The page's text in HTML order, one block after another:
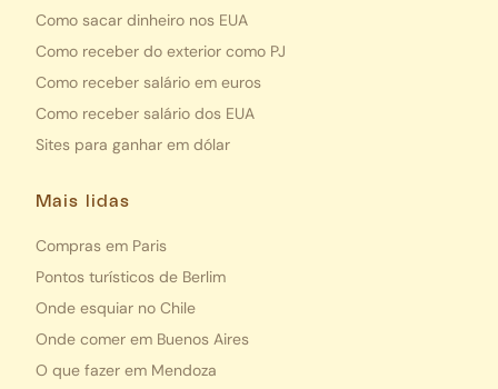
Como sacar dinheiro nos EUA
Como receber do exterior como PJ
Como receber salário em euros
Como receber salário dos EUA
Sites para ganhar em dólar
Mais lidas
Compras em Paris
Pontos turísticos de Berlim
Onde esquiar no Chile
Onde comer em Buenos Aires
O que fazer em Mendoza